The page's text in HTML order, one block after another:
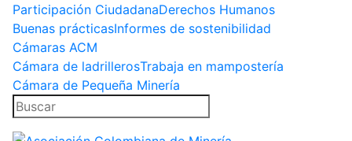
Participación CiudadanaDerechos Humanos
Buenas prácticasInformes de sostenibilidad
Cámaras ACM
Cámara de ladrillerosTrabaja en mampostería
Cámara de Pequeña Minería